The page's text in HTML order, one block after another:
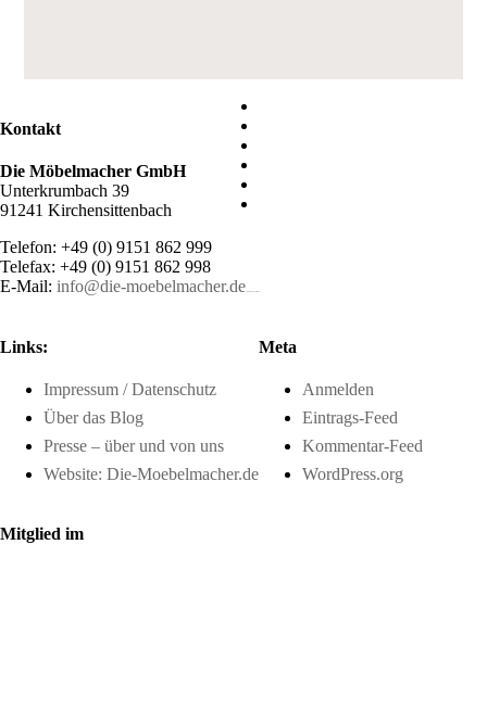
Kontakt
Die Möbelmacher GmbH
Unterkrumbach 39
91241 Kirchensittenbach
Telefon: +49 (0) 9151 862 999
Telefax: +49 (0) 9151 862 998
E-Mail: info@die-moebelmacher.de
Links:
Impressum / Datenschutz
Über das Blog
Presse – über und von uns
Website: Die-Moebelmacher.de
Meta
Anmelden
Eintrags-Feed
Kommentar-Feed
WordPress.org
Mitglied im